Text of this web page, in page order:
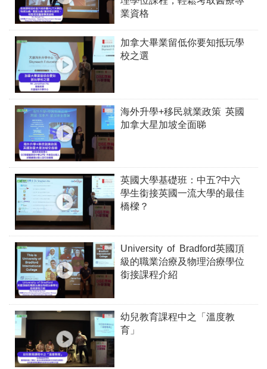
業資格
加拿大畢業留低你要知抵玩學
校之選
海外升學+移民就業政策 英國
加拿大星加坡全面睇
英國大學基礎班：中五?中六
學生銜接英國一流大學的最佳
橋樑？
University of Bradford英國頂
級的職業治療及物理治療學位
銜接課程介紹
幼兒教育課程中之「溫度教
育」